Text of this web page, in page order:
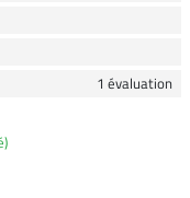
1 évaluation